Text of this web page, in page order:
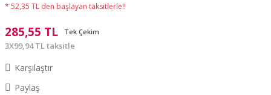
* 52,35 TL den başlayan taksitlerle!!
285,55 TL Tek Çekim
3X99,94 TL taksitle
Karşılaştır
Paylaş